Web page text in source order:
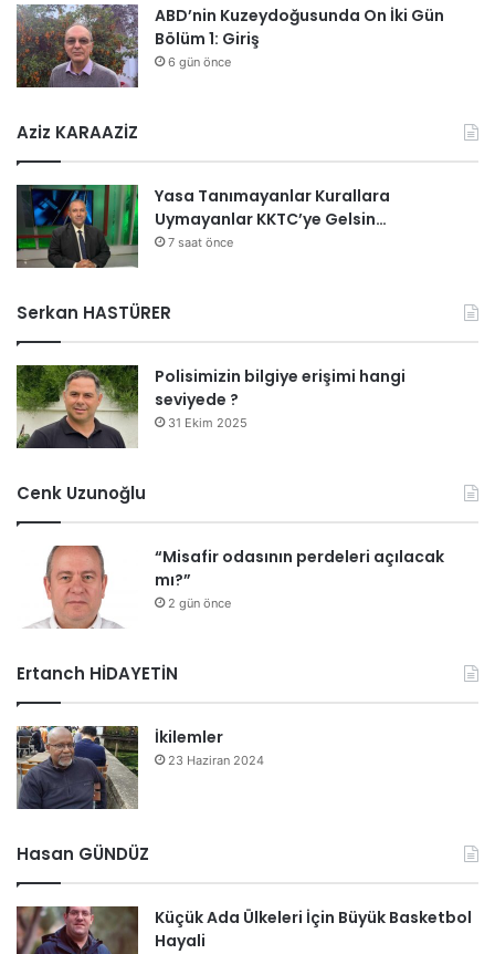
ABD’nin Kuzeydoğusunda On İki Gün
Bölüm 1: Giriş
6 gün önce
Aziz KARAAZİZ
Yasa Tanımayanlar Kurallara
Uymayanlar KKTC’ye Gelsin…
7 saat önce
Serkan HASTÜRER
Polisimizin bilgiye erişimi hangi
seviyede ?
31 Ekim 2025
Cenk Uzunoğlu
“Misafir odasının perdeleri açılacak
mı?”
2 gün önce
Ertanch HİDAYETİN
İkilemler
23 Haziran 2024
Hasan GÜNDÜZ
Küçük Ada Ülkeleri İçin Büyük Basketbol
Hayali